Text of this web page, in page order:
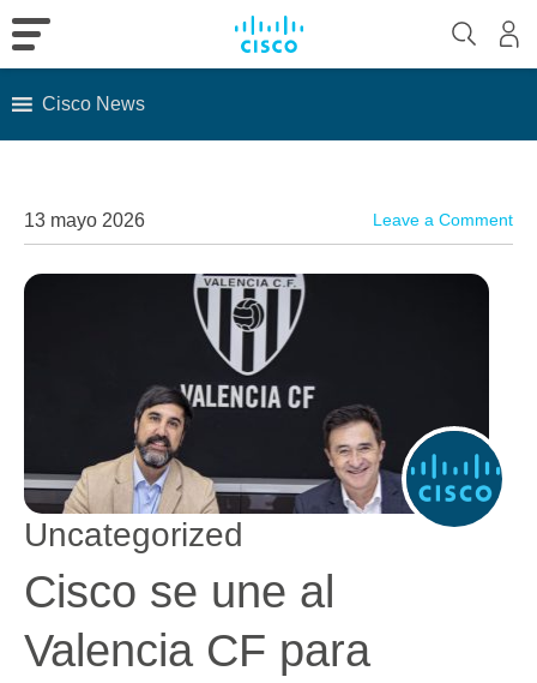
Cisco News
13 mayo 2026 Leave a Comment
Uncategorized
Cisco se une al
Valencia CF para